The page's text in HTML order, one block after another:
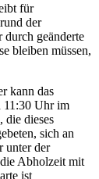
für
der
geänderte
bleiben müssen,
kann das
11:30 Uhr im
die dieses
sich an
unter der
Abholzeit mit
ist